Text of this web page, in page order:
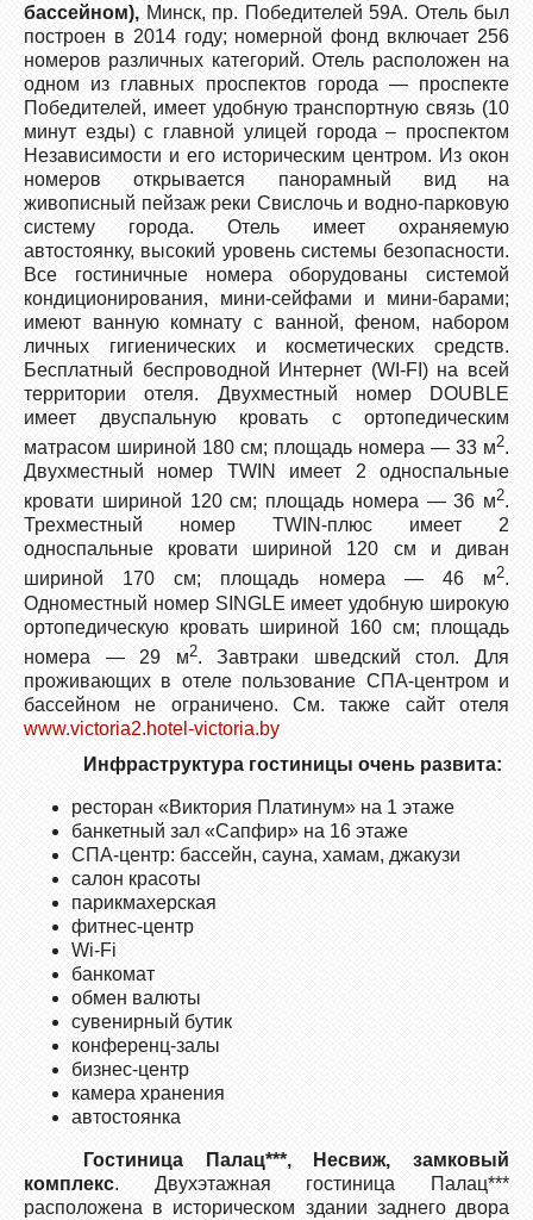
бассейном), Минск, пр. Победителей 59А. Отель был
построен в 2014 году; номерной фонд включает 256
номеров различных категорий. Отель расположен на
одном из главных проспектов города — проспекте
Победителей, имеет удобную транспортную связь (10
минут езды) с главной улицей города – проспектом
Независимости и его историческим центром. Из окон
номеров открывается панорамный вид на
живописный пейзаж реки Свислочь и водно-парковую
систему города. Отель имеет охраняемую
автостоянку, высокий уровень системы безопасности.
Все гостиничные номера оборудованы системой
кондиционирования, мини-сейфами и мини-барами;
имеют ванную комнату с ванной, феном, набором
личных гигиенических и косметических средств.
Бесплатный беспроводной Интернет (WI-FI) на всей
территории отеля. Двухместный номер DOUBLE
имеет двуспальную кровать c ортопедическим
матрасом шириной 180 см; площадь номера — 33 м2.
Двухместный номер TWIN имеет 2 односпальные
кровати шириной 120 см; площадь номера — 36 м2.
Трехместный номер TWIN-плюс имеет 2
односпальные кровати шириной 120 см и диван
шириной 170 см; площадь номера — 46 м2.
Одноместный номер SINGLE имеет удобную широкую
ортопедическую кровать шириной 160 см; площадь
номера — 29 м2. Завтраки шведский стол. Для
проживающих в отеле пользование СПА-центром и
бассейном не ограничено. См. также сайт отеля
www.victoria2.hotel-victoria.by
Инфраструктура гостиницы очень развита:
ресторан «Виктория Платинум» на 1 этаже
банкетный зал «Сапфир» на 16 этаже
СПА-центр: бассейн, сауна, хамам, джакузи
салон красоты
парикмахерская
фитнес-центр
Wi-Fi
банкомат
обмен валюты
сувенирный бутик
конференц-залы
бизнес-центр
камера хранения
автостоянка
Гостиница Палац***, Несвиж, замковый
комплекс. Двухэтажная гостиница Палац***
расположена в историческом здании заднего двора